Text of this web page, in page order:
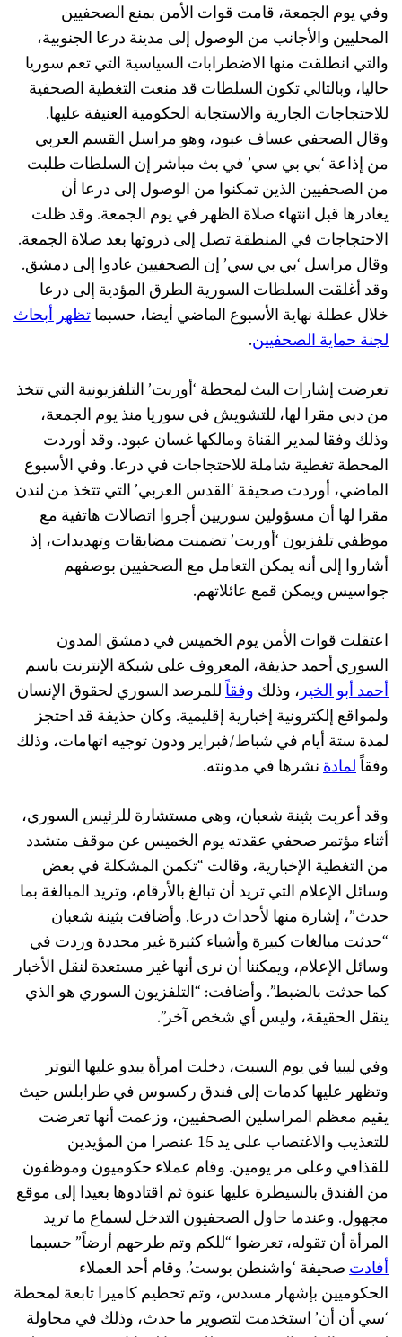
وفي يوم الجمعة، قامت قوات الأمن بمنع الصحفيين
المحليين والأجانب من الوصول إلى مدينة درعا الجنوبية،
والتي انطلقت منها الاضطرابات السياسية التي تعم سوريا
حاليا، وبالتالي تكون السلطات قد منعت التغطية الصحفية
للاحتجاجات الجارية والاستجابة الحكومية العنيفة عليها.
وقال الصحفي عساف عبود، وهو مراسل القسم العربي
من إذاعة ‘بي بي سي’ في بث مباشر إن السلطات طلبت
من الصحفيين الذين تمكنوا من الوصول إلى درعا أن
يغادرها قبل انتهاء صلاة الظهر في يوم الجمعة. وقد ظلت
الاحتجاجات في المنطقة تصل إلى ذروتها بعد صلاة الجمعة.
وقال مراسل ‘بي بي سي’ إن الصحفيين عادوا إلى دمشق.
وقد أغلقت السلطات السورية الطرق المؤدية إلى درعا
خلال عطلة نهاية الأسبوع الماضي أيضا، حسبماتظهر أبحاث
لجنة حماية الصحفيين.
تعرضت إشارات البث لمحطة ‘أوربت’ التلفزيونية التي تتخذ
من دبي مقرا لها، للتشويش في سوريا منذ يوم الجمعة،
وذلك وفقا لمدير القناة ومالكها غسان عبود. وقد أوردت
المحطة تغطية شاملة للاحتجاجات في درعا. وفي الأسبوع
الماضي، أوردت صحيفة ‘القدس العربي’ التي تتخذ من لندن
مقرا لها أن مسؤولين سوريين أجروا اتصالات هاتفية مع
موظفي تلفزيون ‘أوربت’ تضمنت مضايقات وتهديدات، إذ
أشاروا إلى أنه يمكن التعامل مع الصحفيين بوصفهم
جواسيس ويمكن قمع عائلاتهم.
اعتقلت قوات الأمن يوم الخميس في دمشق المدون
السوري أحمد حذيفة، المعروف على شبكة الإنترنت باسم
أحمد أبو الخير، وذلك وفقاًللمرصد السوري لحقوق الإنسان
ولمواقع إلكترونية إخبارية إقليمية. وكان حذيفة قد احتجز
لمدة ستة أيام في شباط/فبراير ودون توجيه اتهامات، وذلك
وفقاًلمادةنشرها في مدونته.
وقد أعربت بثينة شعبان، وهي مستشارة للرئيس السوري،
أثناء مؤتمر صحفي عقدته يوم الخميس عن موقف متشدد
من التغطية الإخبارية، وقالت “تكمن المشكلة في بعض
وسائل الإعلام التي تريد أن تبالغ بالأرقام، وتريد المبالغة بما
حدث”، إشارة منها لأحداث درعا. وأضافت بثينة شعبان
“حدثت مبالغات كبيرة وأشياء كثيرة غير محددة وردت في
وسائل الإعلام، ويمكننا أن نرى أنها غير مستعدة لنقل الأخبار
كما حدثت بالضبط”. وأضافت: “التلفزيون السوري هو الذي
ينقل الحقيقة، وليس أي شخص آخر”.
وفي ليبيا في يوم السبت، دخلت امرأة يبدو عليها التوتر
وتظهر عليها كدمات إلى فندق ركسوس في طرابلس حيث
يقيم معظم المراسلين الصحفيين، وزعمت أنها تعرضت
للتعذيب والاغتصاب على يد 15 عنصرا من المؤيدين
للقذافي وعلى مر يومين. وقام عملاء حكوميون وموظفون
من الفندق بالسيطرة عليها عنوة ثم اقتادوها بعيدا إلى موقع
مجهول. وعندما حاول الصحفيون التدخل لسماع ما تريد
المرأة أن تقوله، تعرضوا “للكم وتم طرحهم أرضاً” حسبما
أفادتصحيفة ‘واشنطن بوست’. وقام أحد العملاء
الحكوميين بإشهار مسدس، وتم تحطيم كاميرا تابعة لمحطة
‘سي أن أن’ استخدمت لتصوير ما حدث، وذلك في محاولة